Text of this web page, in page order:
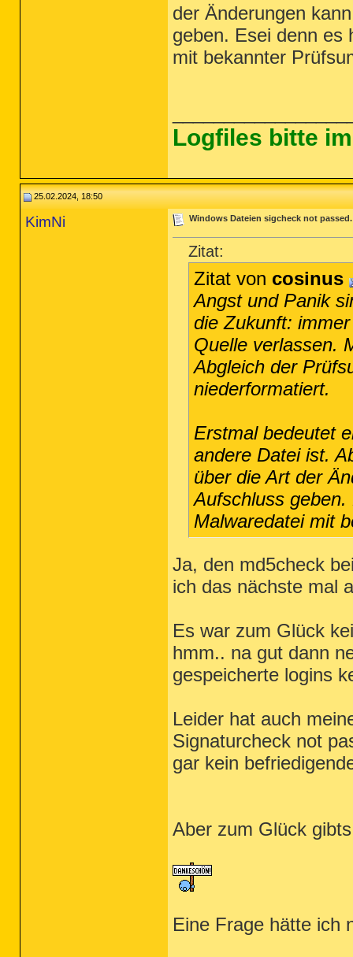
der Änderungen
geben. Esei denn es
mit bekannter
Logfiles bitte
25.02.2024, 18:50
KimNi Windows Dateien sigcheck not
Zitat:
Zitat von cosinus
Angst und Panik
die Zukunft:
Quelle verlassen.
Abgleich der
niederformatiert.
Erstmal bedeutet
andere Datei ist.
über die Art der
Aufschluss
Malwaredatei mit
Ja, den md5check
ich das nächste mal
Es war zum Glück
hmm.. na gut dann
gespeicherte logins
Leider hat auch
Signaturcheck not
gar kein
Aber zum Glück
Eine Frage hätte ich